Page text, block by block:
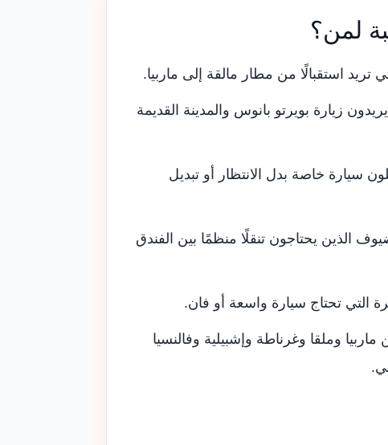
لمن؟
تريد استقبالًا من مطار مالقة إلى ماربيا.
زيارة بويرتو بانوس والمدينة القديمة
سيارة خاصة بدل الانتظار أو تبديل
الذين يحتاجون تنقلًا منظمًا بين الفندق
التي تحتاج سيارة واسعة أو فان.
وملقا وغرناطة وإشبيلية وفالنسيا